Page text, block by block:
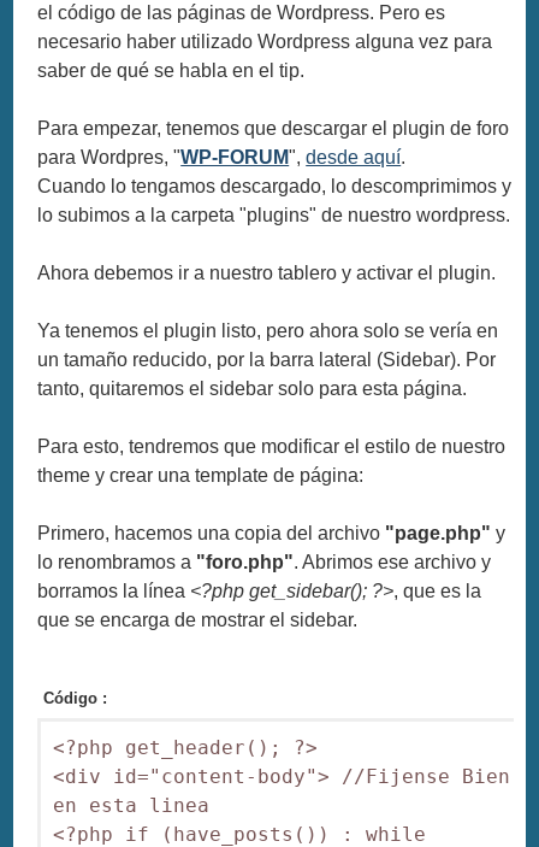
el código de las páginas de Wordpress. Pero es
necesario haber utilizado Wordpress alguna vez para
saber de qué se habla en el tip.
Para empezar, tenemos que descargar el plugin de foro
para Wordpres, "WP-FORUM",desde aquí.
Cuando lo tengamos descargado, lo descomprimimos y
lo subimos a la carpeta "plugins" de nuestro wordpress.
Ahora debemos ir a nuestro tablero y activar el plugin.
Ya tenemos el plugin listo, pero ahora solo se vería en
un tamaño reducido, por la barra lateral (Sidebar). Por
tanto, quitaremos el sidebar solo para esta página.
Para esto, tendremos que modificar el estilo de nuestro
theme y crear una template de página:
Primero, hacemos una copia del archivo "page.php" y
lo renombramos a "foro.php". Abrimos ese archivo y
borramos la línea <?php get_sidebar(); ?>, que es la
que se encarga de mostrar el sidebar.
Código :
<?php get_header(); ?>
<div id="content-body"> //Fijense Bien
en esta linea
<?php if (have_posts()) : while